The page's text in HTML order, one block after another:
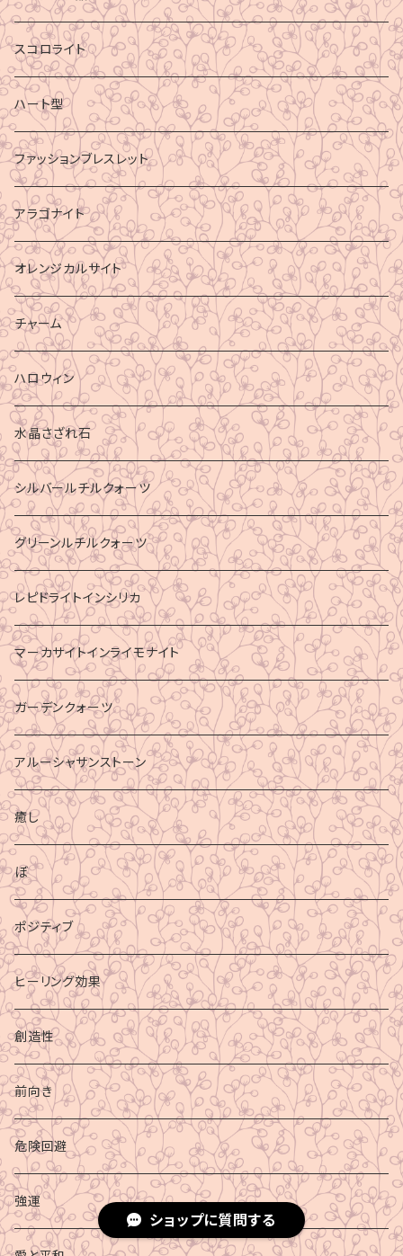
スコロライト
ハート型
ファッションブレスレット
アラゴナイト
オレンジカルサイト
チャーム
ハロウィン
水晶さざれ石
シルバールチルクォーツ
グリーンルチルクォーツ
レピドライトインシリカ
マーカサイトインライモナイト
ガーデンクォーツ
アルーシャサンストーン
癒し
ぼ
ポジティブ
ヒーリング効果
創造性
前向き
危険回避
強運
ショップに質問する